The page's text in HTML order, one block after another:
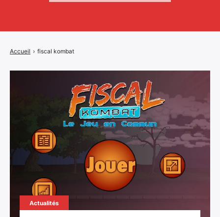
Accueil › fiscal kombat
Actualités